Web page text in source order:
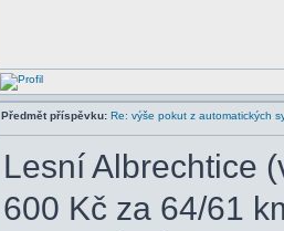
Předmět příspěvku: Re: výše pokut z automatických
Lesní Albrechtice
600 Kč za 64/61